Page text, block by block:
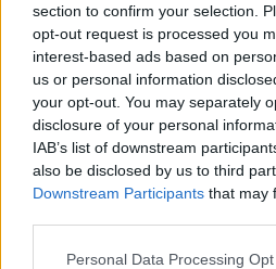
section to confirm your selection.
opt-out request is processed you
interest-based ads based on
us or personal information
your opt-out. You may separately
disclosure of your personal
IAB’s list of downstream
also be disclosed by us to third
Downstream Participants that may
Personal Data Processing
ÜZLET
Nagy dobásra készül a
világ egyik leggyorsabban
gyógyszerpiacára
A fogyást segítő csodaszert